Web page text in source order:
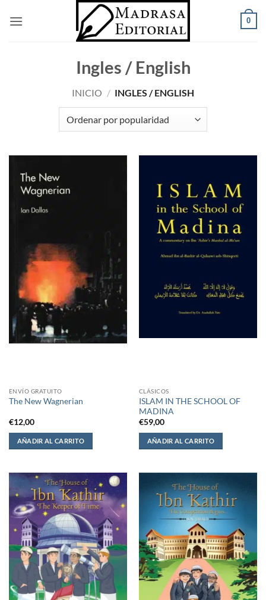
0
Ingles / English
INICIO / INGLES / ENGLISH
ENVÍO GRATUITO
The New Wagnerian
€12,00
AÑADIR AL CARRITO
CLÁSICOS
ISLAM IN THE SCHOOL OF
MADINA
€59,00
AÑADIR AL CARRITO